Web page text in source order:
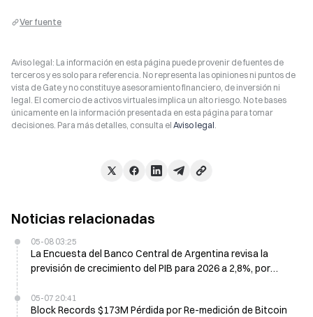
Ver fuente
Aviso legal: La información en esta página puede provenir de fuentes de
terceros y es solo para referencia. No representa las opiniones ni puntos de
vista de Gate y no constituye asesoramiento financiero, de inversión ni
legal. El comercio de activos virtuales implica un alto riesgo. No te bases
únicamente en la información presentada en esta página para tomar
decisiones. Para más detalles, consulta el Aviso legal.
Noticias relacionadas
05-08 03:25
La Encuesta del Banco Central de Argentina revisa la
previsión de crecimiento del PIB para 2026 a 2,8%, por
05-07 20:41
Block Records $173M Pérdida por Re-medición de Bitcoin